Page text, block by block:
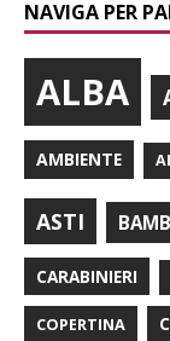
NAVIGA PER
ALBA
AMBIENTE
ASTI
CARABINIERI
COPERTINA